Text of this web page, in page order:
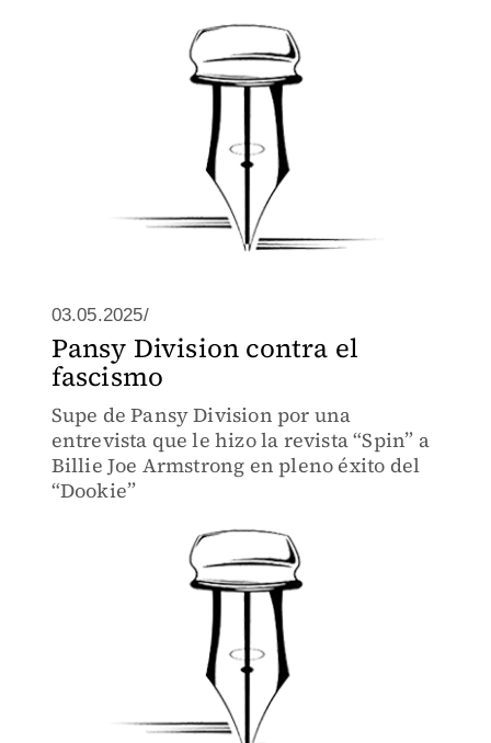
03.05.2025/
Pansy Division contra el
fascismo
Supe de Pansy Division por una
entrevista que le hizo la revista “Spin” a
Billie Joe Armstrong en pleno éxito del
“Dookie”